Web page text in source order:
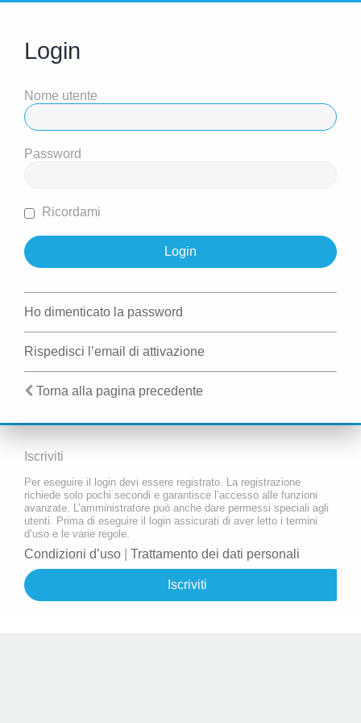
Login
Nome utente
Password
Ricordami
Ho dimenticato la password
Rispedisci l’email di attivazione
Torna alla pagina precedente
Iscriviti
Per eseguire il login devi essere registrato. La registrazione
richiede solo pochi secondi e garantisce l’accesso alle funzioni
avanzate. L’amministratore può anche dare permessi speciali agli
utenti. Prima di eseguire il login assicurati di aver letto i termini
d’uso e le varie regole.
Condizioni d’uso Trattamento dei dati personali
Iscriviti